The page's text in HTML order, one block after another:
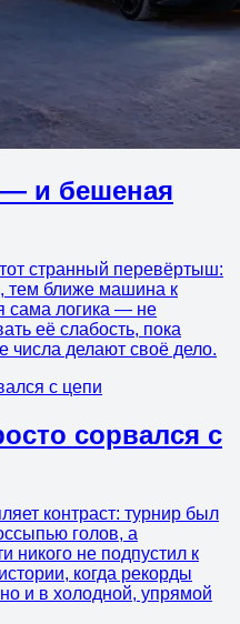
и бешеная
странный перевёртыш:
тем ближе машина к
сама логика — не
её слабость, пока
числа делают своё дело.
сорвался с
контраст: турнир был
голов, а
никого не подпустил к
когда рекорды
и в холодной, упрямой